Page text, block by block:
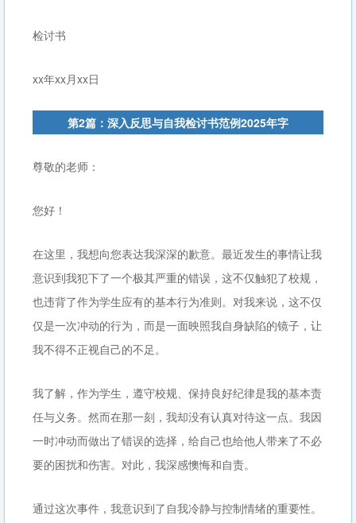
检讨书
xx年xx月xx日
第2篇：深入反思与自我检讨书范例2025年字
尊敬的老师：
您好！
在这里，我想向您表达我深深的歉意。最近发生的事情让我
意识到我犯下了一个极其严重的错误，这不仅触犯了校规，
也违背了作为学生应有的基本行为准则。对我来说，这不仅
仅是一次冲动的行为，而是一面映照我自身缺陷的镜子，让
我不得不正视自己的不足。
我了解，作为学生，遵守校规、保持良好纪律是我的基本责
任与义务。然而在那一刻，我却没有认真对待这一点。我因
一时冲动而做出了错误的选择，给自己也给他人带来了不必
要的困扰和伤害。对此，我深感懊悔和自责。
通过这次事件，我意识到了自我冷静与控制情绪的重要性。